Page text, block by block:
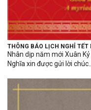
THÔNG BÁO LỊCH NGHỈ TẾT
Nhân dịp năm mới Xuân
Nghĩa xin được gửi lời